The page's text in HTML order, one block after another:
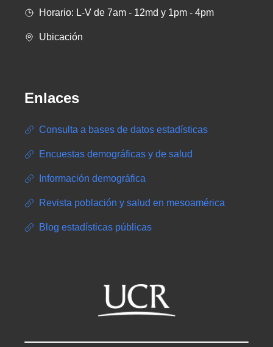
Horario: L-V de 7am - 12md y 1pm - 4pm
Ubicación
Enlaces
Consulta a bases de datos estadísticas
Encuestas demográficas y de salud
Información demográfica
Revista población y salud en mesoamérica
Blog estadísticas públicas